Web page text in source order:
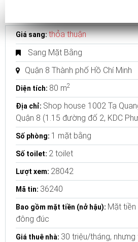
Giá sang:thỏa thuận
Sang Mặt Bằng
Quận 8 Thành phố Hồ Chí Minh
Diện tích: 80 m2
Địa chỉ: Shop house 1002 Tạ
Quận 8 (1.15 đường đố 2, KDC
Số phòng: 1 mặt bằng
Số toilet: 2 toilet
Lượt xem: 28042
Mã tin: 36240
Bao gồm mặt tiền (nở hậu): Mặt
đông đúc
Giá thuê nhà: 30 triệu/tháng,